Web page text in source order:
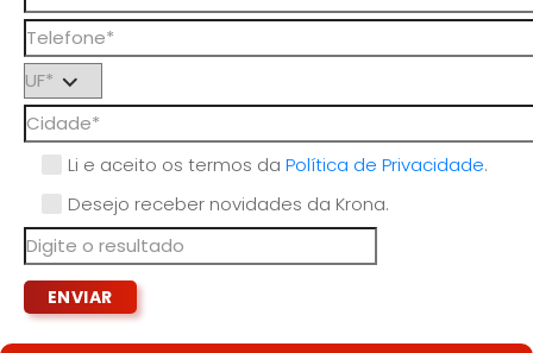
Li e aceito os termos da Política de Privacidade.
Desejo receber novidades da Krona.